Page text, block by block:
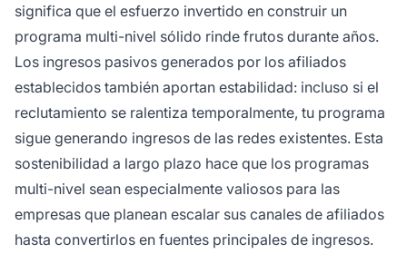
significa que el esfuerzo invertido en construir un
programa multi-nivel sólido rinde frutos durante años.
Los ingresos pasivos generados por los afiliados
establecidos también aportan estabilidad: incluso si el
reclutamiento se ralentiza temporalmente, tu programa
sigue generando ingresos de las redes existentes. Esta
sostenibilidad a largo plazo hace que los programas
multi-nivel sean especialmente valiosos para las
empresas que planean escalar sus canales de afiliados
hasta convertirlos en fuentes principales de ingresos.